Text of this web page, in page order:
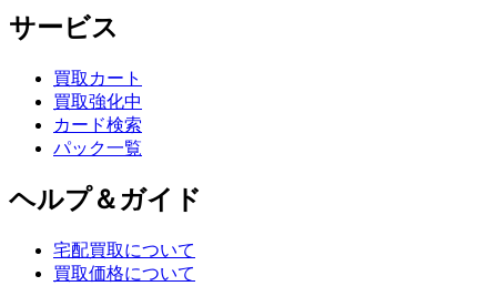
サービス
買取カート
買取強化中
カード検索
パック一覧
ヘルプ＆ガイド
宅配買取について
買取価格について